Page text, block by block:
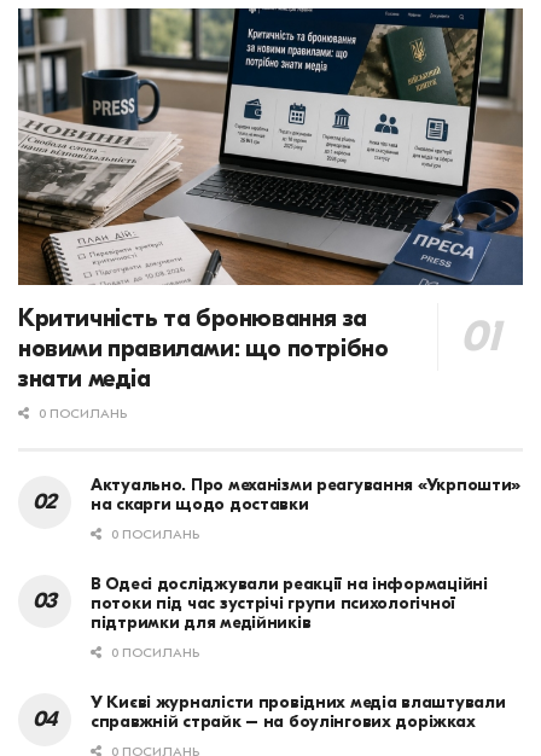
Критичність та бронювання за
новими правилами: що потрібно
знати медіа
0 ПОСИЛАНЬ
Актуально. Про механізми реагування «Укрпошти»
на скарги щодо доставки
0 ПОСИЛАНЬ
В Одесі досліджували реакції на інформаційні
потоки під час зустрічі групи психологічної
підтримки для медійників
0 ПОСИЛАНЬ
У Києві журналісти провідних медіа влаштували
справжній страйк – на боулінгових доріжках